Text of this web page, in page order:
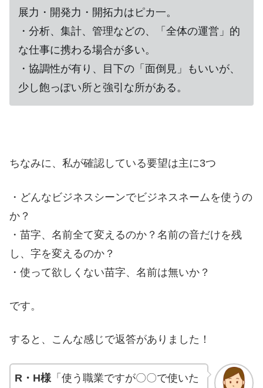
展力・開発力・開拓力はピカ一。
・分析、集計、管理などの、「全体の運営」的
な仕事に携わる場合が多い。
・協調性が有り、目下の「面倒見」もいいが、
少し飽っぽい所と強引な所がある。
ちなみに、私が確認している要望は主に3つ
・どんなビジネスシーンでビジネスネームを使うの
か？
・苗字、名前全て変えるのか？名前の音だけを残
し、字を変えるのか？
・使って欲しくない苗字、名前は無いか？
です。
すると、こんな感じで返答がありました！
R・H様「使う職業ですが〇〇で使いた